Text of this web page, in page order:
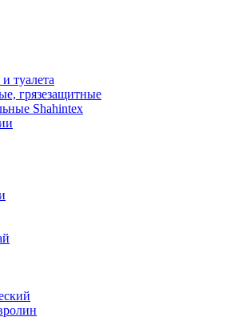
туалета
грязезащитные
Shahintex